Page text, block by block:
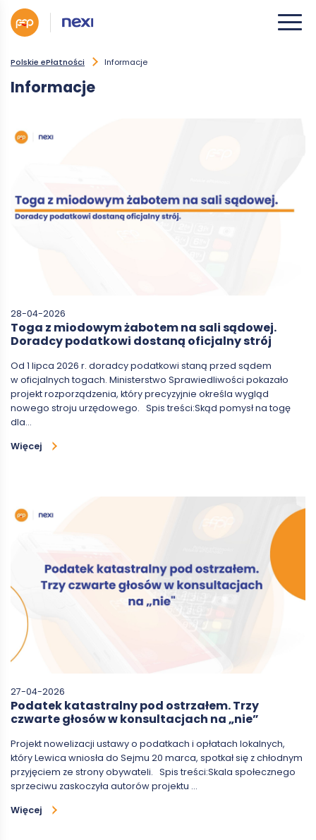
Polskie ePłatności Informacje
Informacje
28-04-2026
Toga z miodowym żabotem na sali sądowej.
Doradcy podatkowi dostaną oficjalny strój
Od 1 lipca 2026 r. doradcy podatkowi staną przed sądem
w oficjalnych togach. Ministerstwo Sprawiedliwości pokazało
projekt rozporządzenia, który precyzyjnie określa wygląd
nowego stroju urzędowego. Spis treści:Skąd pomysł na togę
dla…
Więcej
27-04-2026
Podatek katastralny pod ostrzałem. Trzy
czwarte głosów w konsultacjach na „nie”
Projekt nowelizacji ustawy o podatkach i opłatach lokalnych,
który Lewica wniosła do Sejmu 20 marca, spotkał się z chłodnym
przyjęciem ze strony obywateli. Spis treści:Skala społecznego
sprzeciwu zaskoczyła autorów projektu …
Więcej